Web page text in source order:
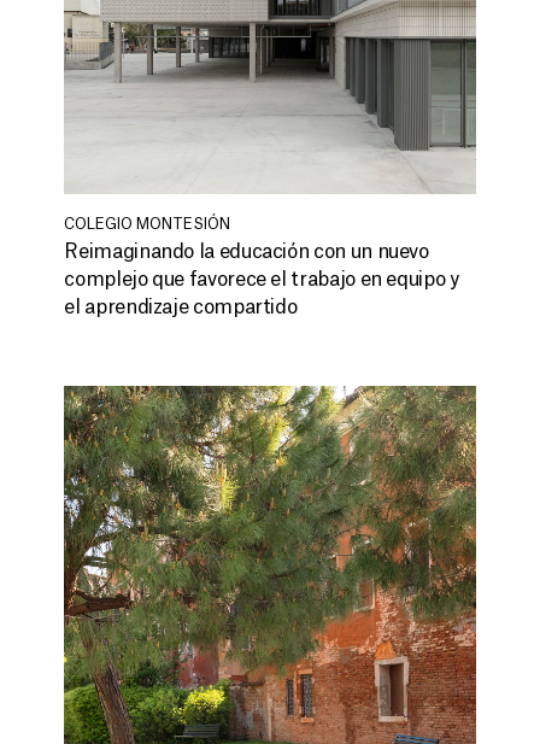
COLEGIO MONTESIÓN
Reimaginando la educación con un nuevo
complejo que favorece el trabajo en equipo y
el aprendizaje compartido